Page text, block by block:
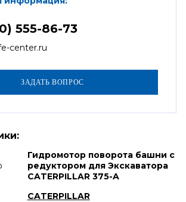
555-86-73
center.ru
Гидромотор поворота башни с
редуктором для Экскаватора
CATERPILLAR 375-A
CATERPILLAR